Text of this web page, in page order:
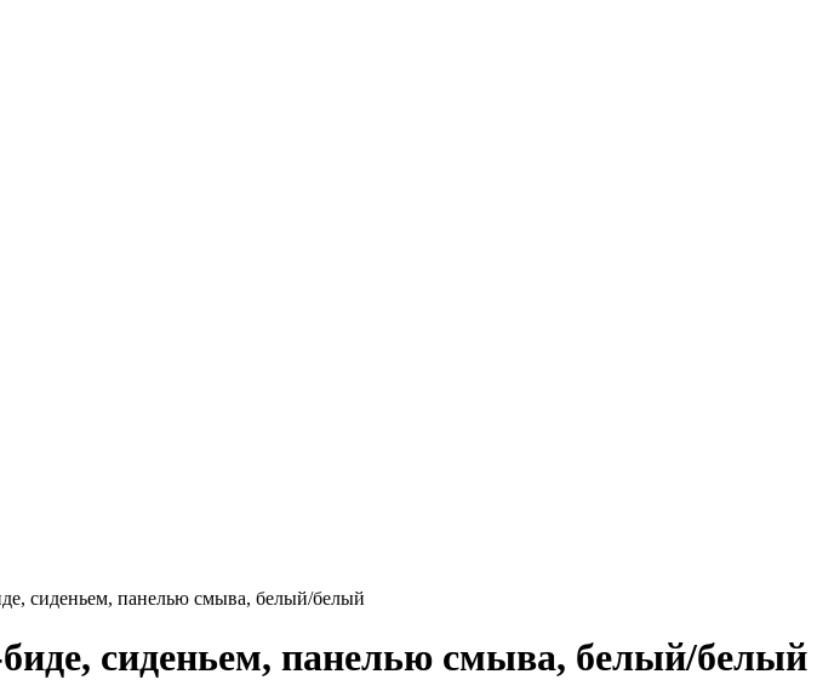
сиденьем, панелью смыва, белый/белый
сиденьем, панелью смыва, белый/белый